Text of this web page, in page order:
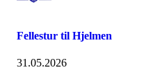
Fellestur til Hjelmen
31.05.2026